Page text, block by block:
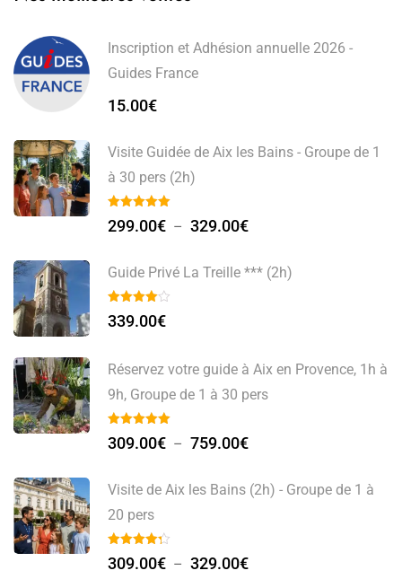
Inscription et Adhésion annuelle 2026 -
Guides France
15.00€
Visite Guidée de Aix les Bains - Groupe de 1
à 30 pers (2h)
299.00€ – 329.00€
Guide Privé La Treille *** (2h)
339.00€
Réservez votre guide à Aix en Provence, 1h à
9h, Groupe de 1 à 30 pers
309.00€ – 759.00€
Visite de Aix les Bains (2h) - Groupe de 1 à
20 pers
309.00€ – 329.00€